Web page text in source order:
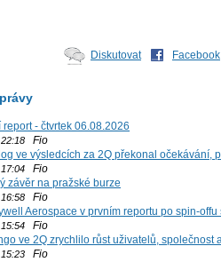
Diskutovat Facebook
report - čtvrtek 06.08.2026
Fio
ve výsledcích za 2Q překonal očekávání,
Fio
závěr na pražské burze
Fio
Aerospace v prvním reportu po spin-
Fio
ve 2Q zrychlilo růst uživatelů, společnost
Fio